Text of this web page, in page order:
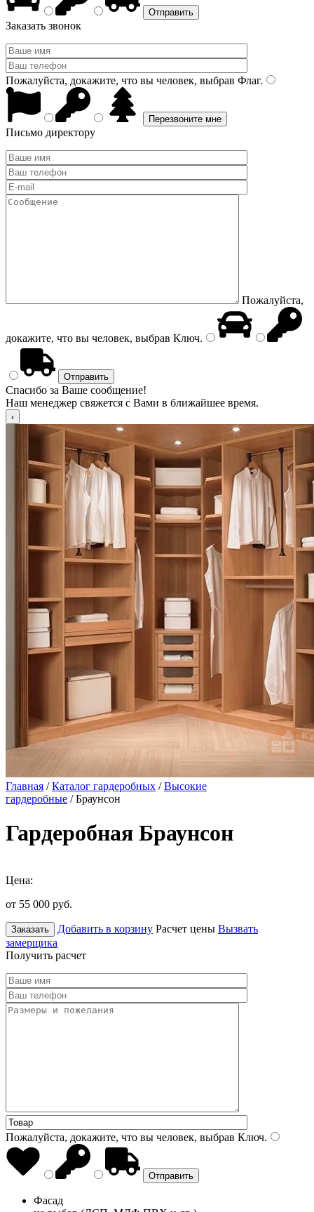
Заказать звонок
Пожалуйста, докажите, что вы человек, выбрав Флаг.
Письмо директору
Пожалуйста,
докажите, что вы человек, выбрав Ключ.
Спасибо за Ваше сообщение!
Наш менеджер свяжется с Вами в ближайшее время.
Главная /Каталог гардеробных /Высокие
гардеробные / Браунсон
Гардеробная Браунсон
Цена:
от 55 000 руб.
Заказать Добавить в корзину Расчет цены Вызвать
замерщика
Получить расчет
Пожалуйста, докажите, что вы человек, выбрав Ключ.
Фасад